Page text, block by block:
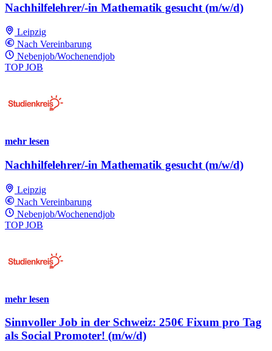
Nachhilfelehrer/-in Mathematik gesucht (m/w/d)
Leipzig
Nach Vereinbarung
Nebenjob/Wochenendjob
TOP JOB
mehr lesen
Nachhilfelehrer/-in Mathematik gesucht (m/w/d)
Leipzig
Nach Vereinbarung
Nebenjob/Wochenendjob
TOP JOB
mehr lesen
Sinnvoller Job in der Schweiz: 250€ Fixum pro Tag
als Social Promoter! (m/w/d)